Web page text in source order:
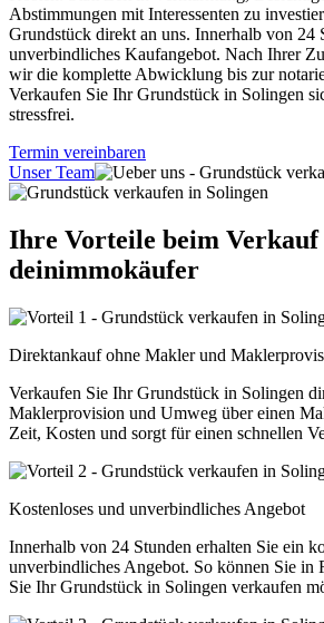
Abstimmungen mit Interessenten zu
Grundstück direkt an uns. Innerhalb von 24
unverbindliches Kaufangebot. Nach Ihrer
wir die komplette Abwicklung bis zur
Verkaufen Sie Ihr Grundstück in Solingen
stressfrei.
Termin vereinbaren
Unser Team
Ihre Vorteile beim Verkauf
deinimmokäufer
Direktankauf ohne Makler und
Verkaufen Sie Ihr Grundstück in Solingen
Maklerprovision und Umweg über einen
Zeit, Kosten und sorgt für einen schnellen
Kostenloses und unverbindliches Angebot
Innerhalb von 24 Stunden erhalten Sie ein
unverbindliches Angebot. So können Sie in
Sie Ihr Grundstück in Solingen verkaufen